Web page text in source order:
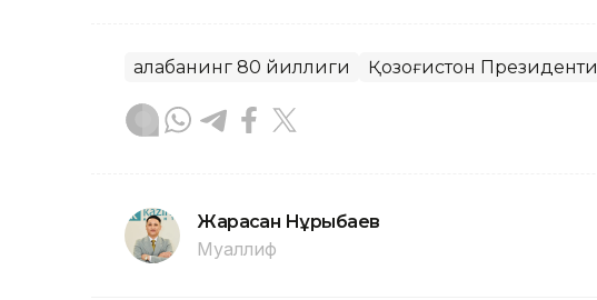
Ғалабанинг 80 йиллиги Қозоғистон Президенти
Жарасқан Нұрыбаев
Муаллиф